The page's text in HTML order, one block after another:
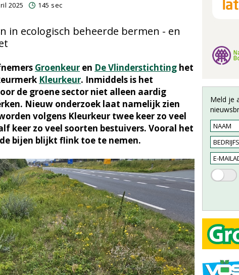
2025 145 sec
in ecologisch beheerde bermen - en
Groenkeur en De Vlinderstichting het
Kleurkeur. Inmiddels is het
de groene sector niet alleen aardig
Nieuw onderzoek laat namelijk zien
volgens Kleurkeur twee keer zo veel
keer zo veel soorten bestuivers. Vooral het
bijen blijkt flink toe te nemen.
Meld je